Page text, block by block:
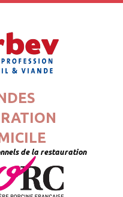
de la restauration